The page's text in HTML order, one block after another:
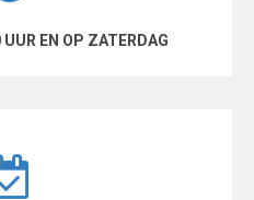
EN OP ZATERDAG